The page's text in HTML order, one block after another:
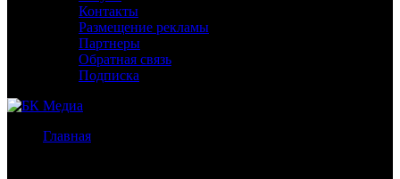
Контакты
Размещение рекламы
Партнеры
Обратная связь
Подписка
Главная